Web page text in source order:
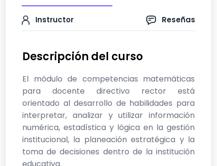
Instructor Reseñas
Descripción del curso
El módulo de competencias matemáticas
para docente directivo rector está
orientado al desarrollo de habilidades para
interpretar, analizar y utilizar información
numérica, estadística y lógica en la gestión
institucional, la planeación estratégica y la
toma de decisiones dentro de la institución